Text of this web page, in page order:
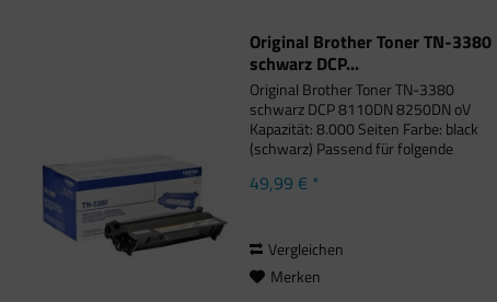
Original Brother Toner TN-3380
schwarz DCP...
Original Brother Toner TN-3380
schwarz DCP 8110DN 8250DN oV
Kapazität: 8.000 Seiten Farbe: black
(schwarz) Passend für folgende
Series, Brother DCP-8110 DN, Brother
49,99 € *
Vergleichen
Merken